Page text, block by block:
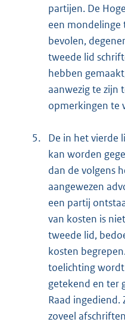
partijen. De
een
bevolen,
tweede lid
hebben
aanwezig te zijn
opmerkingen te
5.
De in het vierde
kan worden
dan de volgens
aangewezen
een partij
van kosten is
tweede lid,
kosten
toelichting
getekend en ter
Raad ingediend.
zoveel